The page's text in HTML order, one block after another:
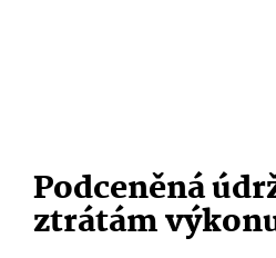
Podceněná
ztrátám